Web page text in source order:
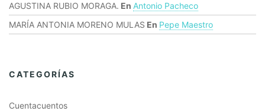
AGUSTINA RUBIO MORAGA. En Antonio Pacheco
MARÍA ANTONIA MORENO MULAS En Pepe Maestro
CATEGORÍAS
Cuentacuentos